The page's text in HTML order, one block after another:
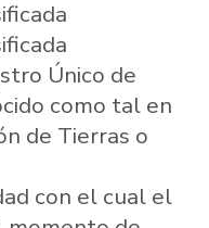
Único de
como tal en
de Tierras o
con el cual el